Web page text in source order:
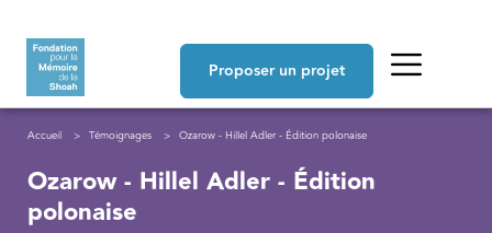
Proposer un projet
Fil d'Ariane
Accueil Témoignages Ozarow - Hillel Adler - Édition polonaise
Ozarow - Hillel Adler - Édition
polonaise